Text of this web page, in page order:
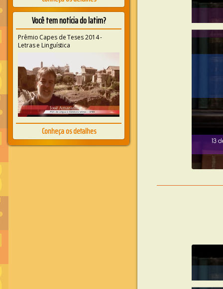
Você tem notícia do latim?
Prêmio Capes de Teses 2014 -
Letras e Linguística
Conheça os detalhes